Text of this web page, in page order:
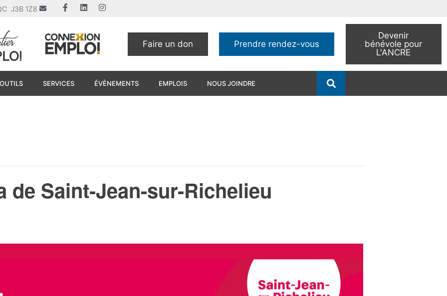
J3B 1Z8
Faire un don Prendre rendez-vous
Devenir
bénévole pour
L'ANCRE
SERVICES ÉVÈNEMENTS EMPLOIS NOUS JOINDRE
de Saint-Jean-sur-Richelieu